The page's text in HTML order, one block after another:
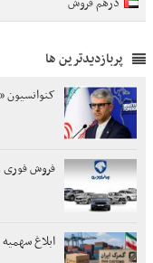
پربازدیدترین ها
فروش فوری و
ابلاغ